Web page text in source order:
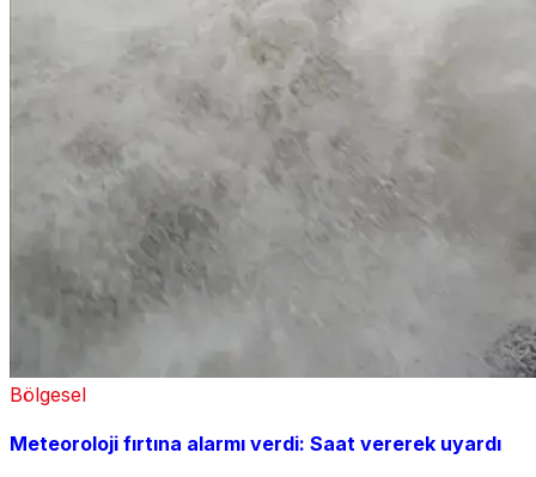
Bölgesel
Meteoroloji fırtına alarmı verdi: Saat vererek uyardı